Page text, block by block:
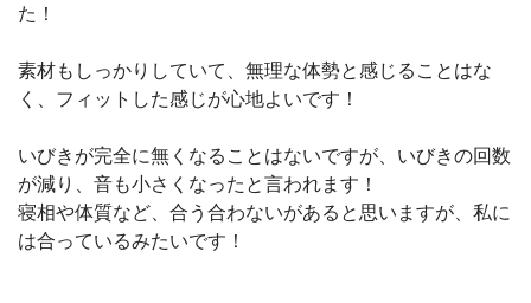
た！
素材もしっかりしていて、無理な体勢と感じることはな
く、フィットした感じが心地よいです！
いびきが完全に無くなることはないですが、いびきの回数
が減り、音も小さくなったと言われます！
寝相や体質など、合う合わないがあると思いますが、私に
は合っているみたいです！